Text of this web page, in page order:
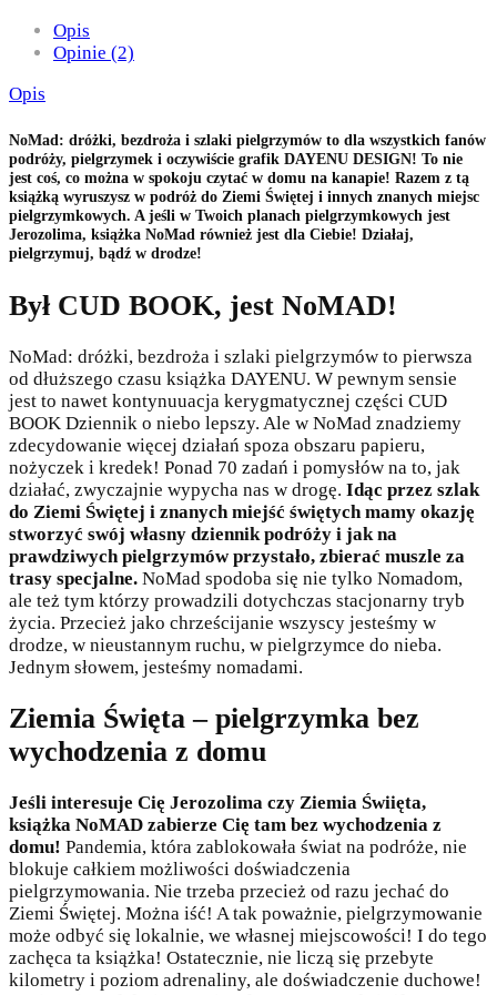
Opis
Opinie (2)
Opis
NoMad: dróżki, bezdroża i szlaki pielgrzymów to dla wszystkich fanów
podróży, pielgrzymek i oczywiście grafik DAYENU DESIGN! To nie
jest coś, co można w spokoju czytać w domu na kanapie! Razem z tą
książką wyruszysz w podróż do Ziemi Świętej i innych znanych miejsc
pielgrzymkowych. A jeśli w Twoich planach pielgrzymkowych jest
Jerozolima, książka NoMad również jest dla Ciebie! Działaj,
pielgrzymuj, bądź w drodze!
Był CUD BOOK, jest NoMAD!
NoMad: dróżki, bezdroża i szlaki pielgrzymów to pierwsza
od dłuższego czasu książka DAYENU. W pewnym sensie
jest to nawet kontynuuacja kerygmatycznej części CUD
BOOK Dziennik o niebo lepszy. Ale w NoMad znadziemy
zdecydowanie więcej działań spoza obszaru papieru,
nożyczek i kredek! Ponad 70 zadań i pomysłów na to, jak
działać, zwyczajnie wypycha nas w drogę. Idąc przez szlak
do Ziemi Świętej i znanych miejść świętych mamy okazję
stworzyć swój własny dziennik podróży i jak na
prawdziwych pielgrzymów przystało, zbierać muszle za
trasy specjalne. NoMad spodoba się nie tylko Nomadom,
ale też tym którzy prowadzili dotychczas stacjonarny tryb
życia. Przecież jako chrześcijanie wszyscy jesteśmy w
drodze, w nieustannym ruchu, w pielgrzymce do nieba.
Jednym słowem, jesteśmy nomadami.
Ziemia Święta – pielgrzymka bez
wychodzenia z domu
Jeśli interesuje Cię Jerozolima czy Ziemia Świięta,
książka NoMAD zabierze Cię tam bez wychodzenia z
domu! Pandemia, która zablokowała świat na podróże, nie
blokuje całkiem możliwości doświadczenia
pielgrzymowania. Nie trzeba przecież od razu jechać do
Ziemi Świętej. Można iść! A tak poważnie, pielgrzymowanie
może odbyć się lokalnie, we własnej miejscowości! I do tego
zachęca ta książka! Ostatecznie, nie liczą się przebyte
kilometry i poziom adrenaliny, ale doświadczenie duchowe!